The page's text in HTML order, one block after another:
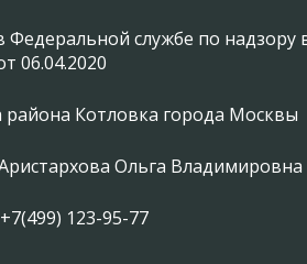
Федеральной службе по
06.04.2020
района Котловка города Москвы
Ольга Владимировна
123-95-77